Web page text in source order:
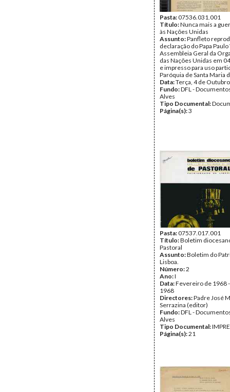
Pasta:07536.031.001
Título:Nunca mais a
às Nações Unidas
Assunto:Panfleto
declaração do Papa Paulo
Assembleia Geral da
das Nações Unidas em
e impresso para uso
Paróquia de Santa Maria
Data:Terça, 4 de
Fundo:DFL -
Alves
Tipo Documental:
Página(s):3
Pasta:07537.017.001
Título:Boletim
Pastoral
Assunto:Boletim do
Lisboa.
Número:2
Ano:I
Data:Fevereiro de 1968
1968
Directores:Padre José
Serrazina (editor)
Fundo:DFL -
Alves
Tipo Documental:
Página(s):21